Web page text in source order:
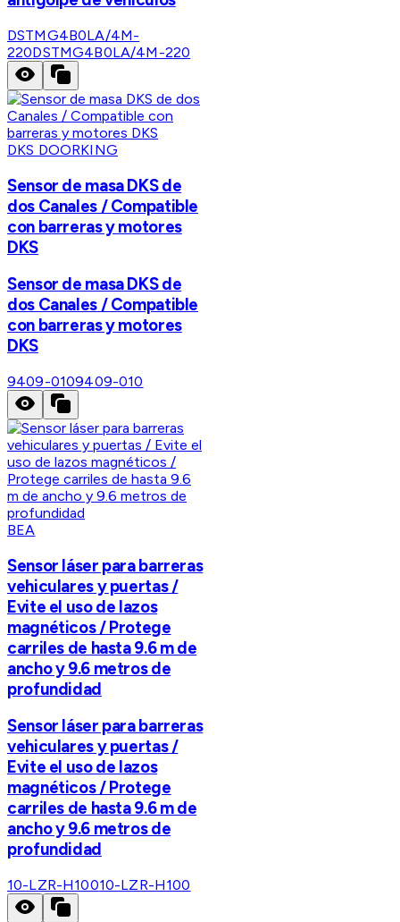
DSTMG4B0LA/4M-
220DSTMG4B0LA/4M-220
DKS DOORKING
Sensor de masa DKS de
dos Canales / Compatible
con barreras y motores
DKS
Sensor de masa DKS de
dos Canales / Compatible
con barreras y motores
DKS
9409-0109409-010
BEA
Sensor láser para barreras
vehiculares y puertas /
Evite el uso de lazos
magnéticos / Protege
carriles de hasta 9.6 m de
ancho y 9.6 metros de
profundidad
Sensor láser para barreras
vehiculares y puertas /
Evite el uso de lazos
magnéticos / Protege
carriles de hasta 9.6 m de
ancho y 9.6 metros de
profundidad
10-LZR-H10010-LZR-H100